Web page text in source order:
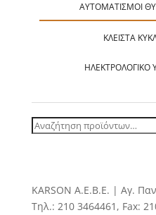
ΑΥΤΟΜΑΤΙΣΜΟΊ
ΚΛΕΙΣΤΆ
ΗΛΕΚΤΡΟΛΟΓΙΚΌ
Αναζήτηση
ΚΑRSOΝ Α.E.B.E. | Αγ.
Τηλ.: 210 3464461, Fax: